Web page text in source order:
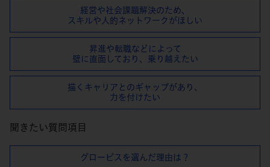
経営や社会課題解決のため、
スキルや⼈的ネットワークがほしい
昇進や転職などによって
壁に直⾯しており、乗り越えたい
描くキャリアとのギャップがあり、
⼒を付けたい
聞きたい質問項目
グロービスを選んだ理由は？